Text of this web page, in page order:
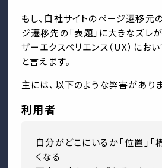
もし、自社サイトのページ遷移元
ジ遷移先の「表題」に大きなズレ
ザーエクスペリエンス（UX）にお
と言えます。
主には、以下のような弊害がありま
利用者
自分がどこにいるか「位置」「
くなる